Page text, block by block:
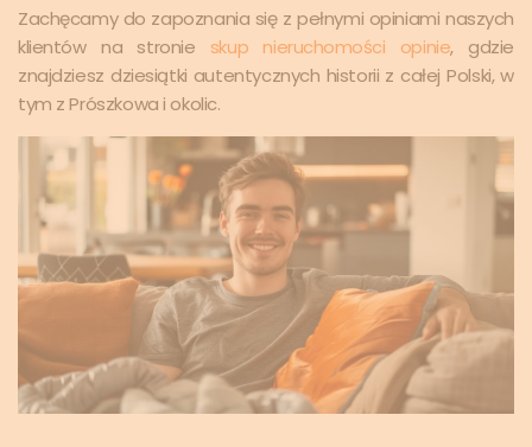
Zachęcamy do zapoznania się z pełnymi opiniami naszych
klientów na stronie skup nieruchomości opinie, gdzie
znajdziesz dziesiątki autentycznych historii z całej Polski, w
tym z Prószkowa i okolic.